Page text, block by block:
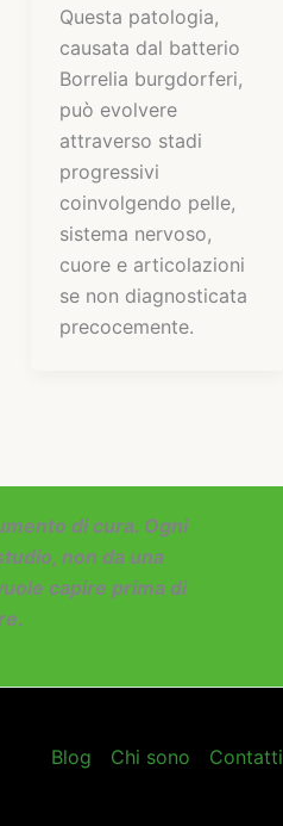
Questa patologia,
causata dal batterio
Borrelia burgdorferi,
può evolvere
attraverso stadi
progressivi
coinvolgendo pelle,
sistema nervoso,
cuore e articolazioni
se non diagnosticata
precocemente.
di cura. Ogni
non da una
capire prima di
Blog Chi sono Contatti